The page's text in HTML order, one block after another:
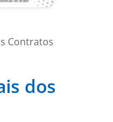
Contratos
dos